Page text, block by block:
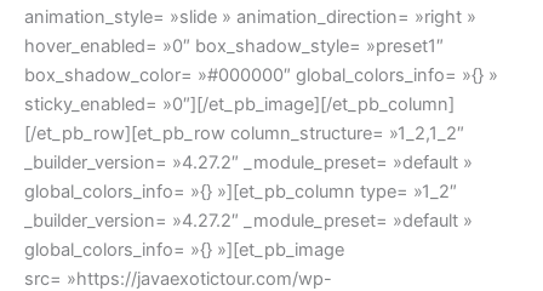
animation_style= »slide » animation_direction= »right »
hover_enabled= »0″ box_shadow_style= »preset1″
box_shadow_color= »#000000″ global_colors_info= »{} »
sticky_enabled= »0″][/et_pb_image][/et_pb_column]
[/et_pb_row][et_pb_row column_structure= »1_2,1_2″
_builder_version= »4.27.2″ _module_preset= »default »
global_colors_info= »{} »][et_pb_column type= »1_2″
_builder_version= »4.27.2″ _module_preset= »default »
global_colors_info= »{} »][et_pb_image
src= »https://javaexotictour.com/wp-